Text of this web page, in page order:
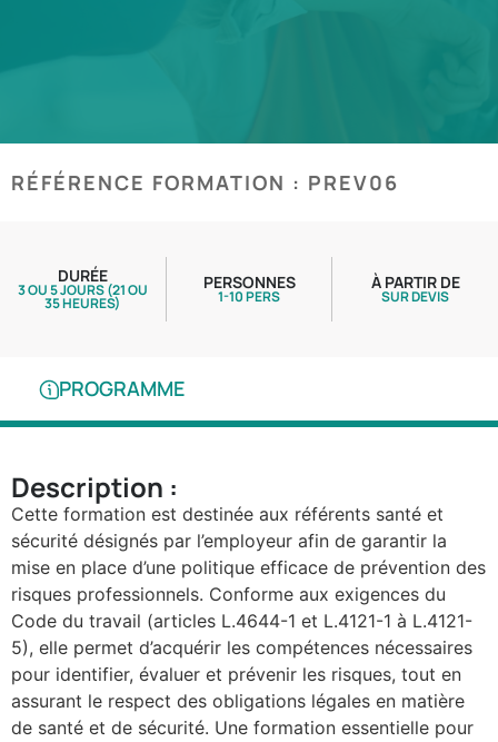
RÉFÉRENCE FORMATION : PREV06
DURÉE
3 OU 5 JOURS (21 OU
35 HEURES)
PERSONNES
1-10 PERS
À PARTIR DE
SUR DEVIS
PROGRAMME
Description :
Cette formation est destinée aux référents santé et
sécurité désignés par l’employeur afin de garantir la
mise en place d’une politique efficace de prévention des
risques professionnels. Conforme aux exigences du
Code du travail (articles L.4644-1 et L.4121-1 à L.4121-
5), elle permet d’acquérir les compétences nécessaires
pour identifier, évaluer et prévenir les risques, tout en
assurant le respect des obligations légales en matière
de santé et de sécurité. Une formation essentielle pour